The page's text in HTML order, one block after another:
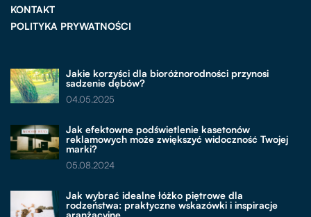
KONTAKT
POLITYKA PRYWATNOŚCI
Jakie korzyści dla bioróżnorodności przynosi
sadzenie dębów?
04.05.2025
Jak efektowne podświetlenie kasetonów
reklamowych może zwiększyć widoczność Twojej
marki?
05.08.2024
Jak wybrać idealne łóżko piętrowe dla
rodzeństwa: praktyczne wskazówki i inspiracje
aranżacyjne